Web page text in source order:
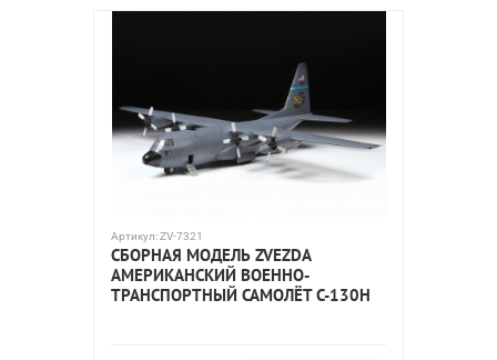
Артикул:ZV-7321
СБОРНАЯ МОДЕЛЬ ZVEZDA
АМЕРИКАНСКИЙ ВОЕННО-
ТРАНСПОРТНЫЙ САМОЛЁТ С-130Н